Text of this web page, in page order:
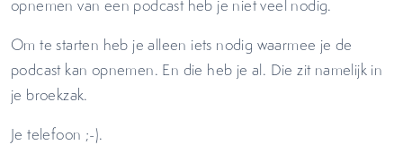
opnemen van een podcast heb je niet veel nodig.
Om te starten heb je alleen iets nodig waarmee je de
podcast kan opnemen. En die heb je al. Die zit namelijk in
je broekzak.
Je telefoon ;-).